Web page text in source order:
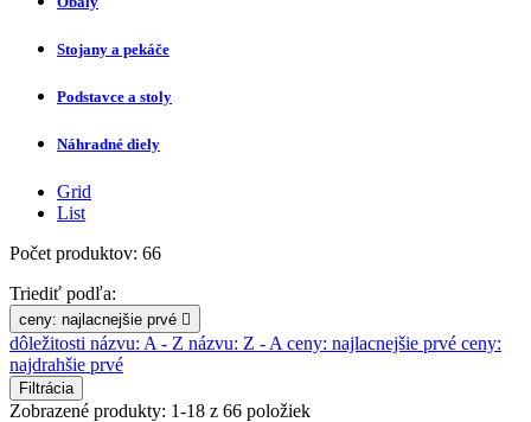
Stojany a pekáče
Podstavce a stoly
Náhradné diely
Grid
List
Počet produktov: 66
Triediť podľa:
ceny: najlacnejšie prvé 
dôležitosti názvu: A - Z názvu: Z - A ceny: najlacnejšie prvé ceny:
najdrahšie prvé
Filtrácia
Zobrazené produkty: 1-18 z 66 položiek